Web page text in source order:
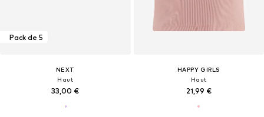
Pack de 5
NEXT
Haut
33,00 €
HAPPY GIRLS
Haut
21,99 €